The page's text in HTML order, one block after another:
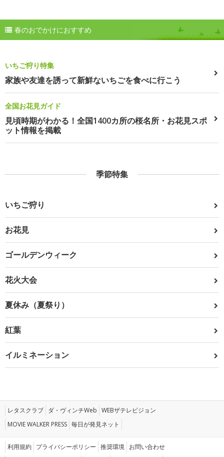
春のおでかけにおすすめ
いちご狩り特集
家族や友達を誘って新鮮ないちごを食べに行こう
全国お花見ガイド
見頃時期がわかる！全国1400カ所の桜名所・お花見スポ
ット情報を掲載
季節特集
いちご狩り
お花見
ゴールデンウィーク
花火大会
夏休み（夏祭り）
紅葉
イルミネーション
レタスクラブ ダ・ヴィンチWeb WEBザテレビジョン
MOVIE WALKER PRESS 毎日が発見ネット
利用規約 プライバシーポリシー 推奨環境 お問い合わせ